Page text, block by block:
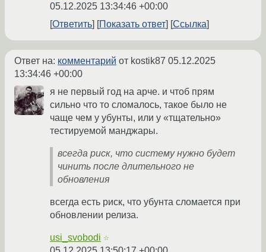
05.12.2025 13:34:46 +00:00
Ответить
Показать ответ Ссылка
Ответ на: комментарий от kostik87 05.12.2025
13:34:46 +00:00
я не первый год на арче. и чтоб прям
сильно что то сломалось, такое было не
чаще чем у убунты, или у «тщательно»
тестируемой манджары.
всегда риск, что систему нужно будет
чинить после длительного не
обновления
всегда есть риск, что убунта сломается при
обновлении релиза.
usi_svobodi ☆